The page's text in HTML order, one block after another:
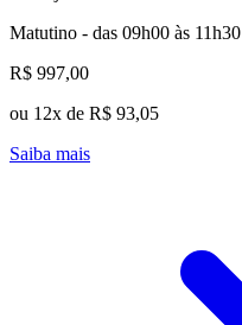
Matutino - das 09h00 às 11h30
R$ 997,00
ou 12x de R$ 93,05
Saiba mais